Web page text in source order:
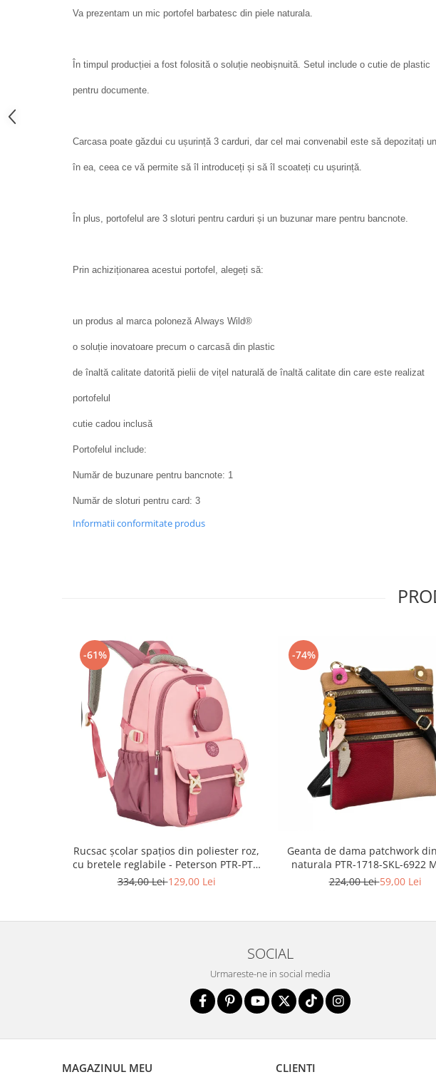
Va prezentam un mic portofel barbatesc din piele naturala.
În timpul producției a fost folosită o soluție neobișnuită. Setul include o cutie de plastic
pentru documente.
Carcasa poate găzdui cu ușurință 3 carduri, dar cel mai convenabil este să depozitați
în ea, ceea ce vă permite să îl introduceți și să îl scoateți cu ușurință.
În plus, portofelul are 3 sloturi pentru carduri și un buzunar mare pentru bancnote.
Prin achiziționarea acestui portofel, alegeți să:
un produs al marca poloneză Always Wild®
o soluție inovatoare precum o carcasă din plastic
de înaltă calitate datorită pielii de vițel naturală de înaltă calitate din care este realizat
portofelul
cutie cadou inclusă
Portofelul include:
Număr de buzunare pentru bancnote: 1
Număr de sloturi pentru card: 3
Informatii conformitate produs
-61%
Rucsac școlar spațios din poliester roz,
cu bretele reglabile - Peterson PTR-PTN
8610-1327 PINK
334,00 Lei129,00 Lei
-74%
Geanta de dama patchwork
naturala PTR-1718-SKL-6922
224,00 Lei59,00 Lei
SOCIAL
Urmareste-ne in social media
MAGAZINUL MEU CLIENTI